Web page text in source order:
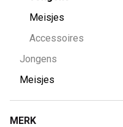
Meisjes
Accessoires
Jongens
Meisjes
MERK